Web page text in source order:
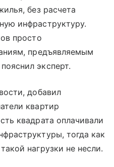
без расчета
инфраструктуру.
просто
предъявляемым
эксперт.
добавил
квартир
квадрата оплачивали
тогда как
нагрузки не несли.